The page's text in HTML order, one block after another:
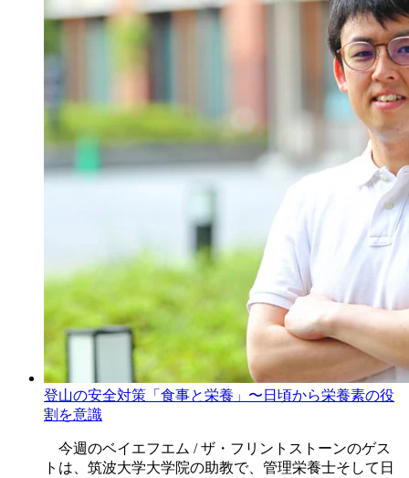
登山の安全対策「食事と栄養」〜日頃から栄養素の役
割を意識
今週のベイエフエム / ザ・フリントストーンのゲス
トは、筑波大学大学院の助教で、管理栄養士そして日